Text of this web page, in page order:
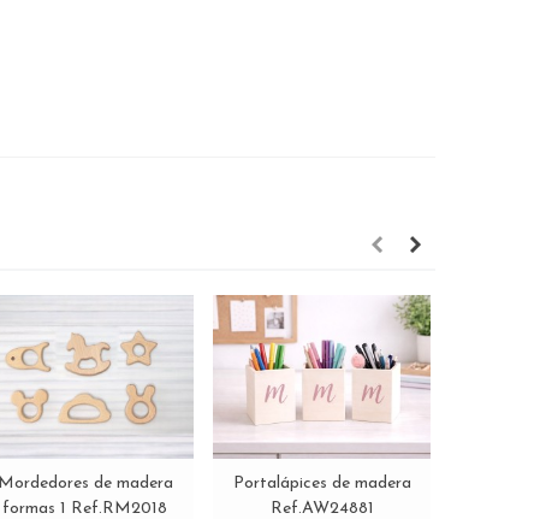
Ver más
Mordedores de madera
formas 1 Ref.RM2018
Ver más
Portalápices de madera
Ref.AW24881